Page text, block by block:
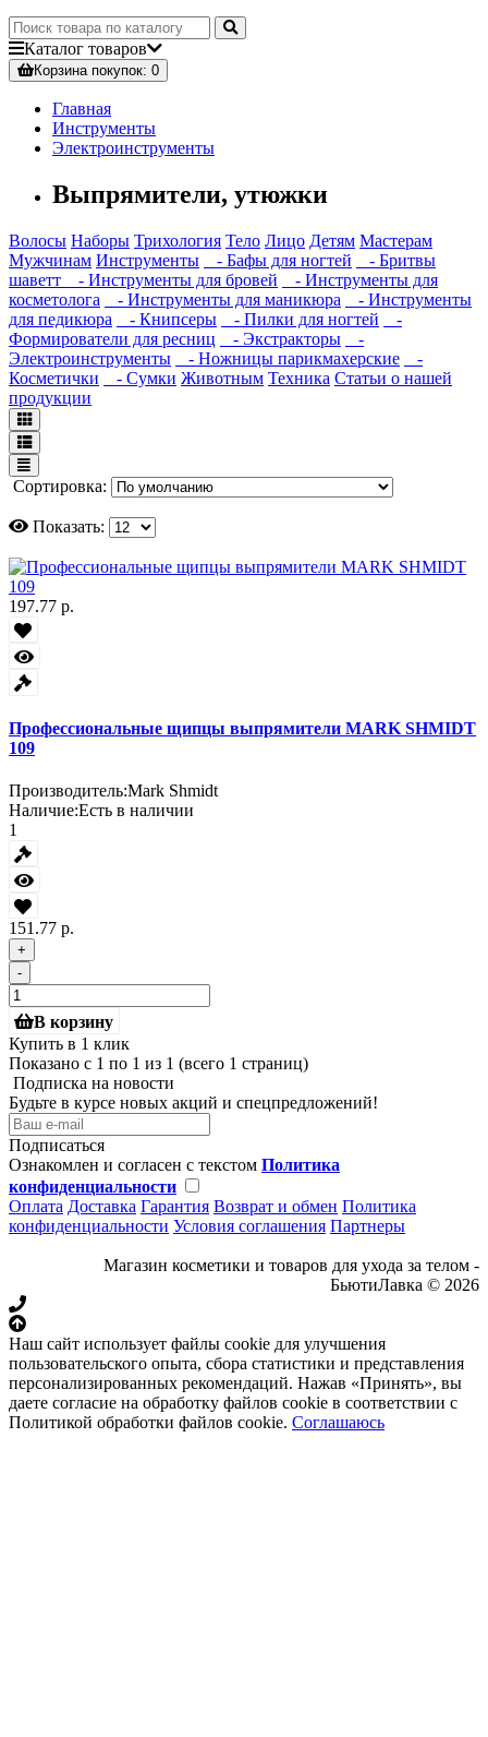
Каталог товаров
Корзинапокупок: 0
Главная
Инструменты
Электроинструменты
Выпрямители, утюжки
Волосы Наборы Трихология Тело Лицо Детям Мастерам
Мужчинам Инструменты - Бафы для ногтей
- Бритвы
шаветт
- Инструменты для бровей
- Инструменты для
косметолога
- Инструменты для маникюра
- Инструменты
для педикюра
- Книпсеры - Пилки для ногтей
-
Формирователи для ресниц
- Экстракторы
-
Электроинструменты
- Ножницы парикмахерские
-
Косметички
- Сумки Животным Техника Статьи о нашей
продукции
Сортировка:
Показать:
197.77 р.
Профессиональные щипцы выпрямители MARK SHMIDT
109
Производитель:Mark Shmidt
Наличие:Есть в наличии
1
151.77 р.
+
-
В корзину
Купить в 1 клик
Показано с 1 по 1 из 1 (всего 1 страниц)
Подписка на новости
Будьте в курсе новых акций и спецпредложений!
Подписаться
Ознакомлен и согласен с текстом Политика
конфиденциальности
Оплата Доставка Гарантия Возврат и обмен Политика
конфиденциальности Условия соглашения Партнеры
Магазин косметики и товаров для ухода за телом -
БьютиЛавка © 2026
Наш сайт использует файлы cookie для улучшения
пользовательского опыта, сбора статистики и представления
персонализированных рекомендаций. Нажав «Принять», вы
даете согласие на обработку файлов cookie в соответствии с
Политикой обработки файлов cookie. Соглашаюсь